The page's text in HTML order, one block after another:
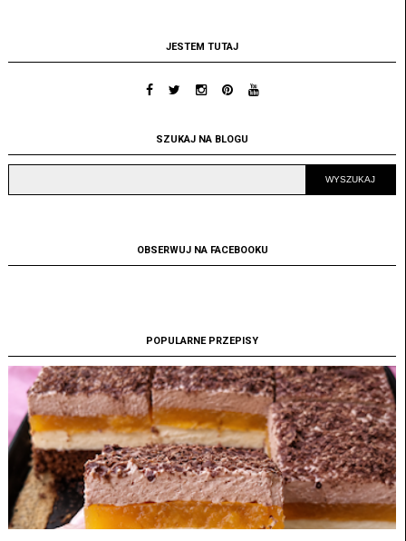
JESTEM TUTAJ
SZUKAJ NA BLOGU
OBSERWUJ NA FACEBOOKU
POPULARNE PRZEPISY